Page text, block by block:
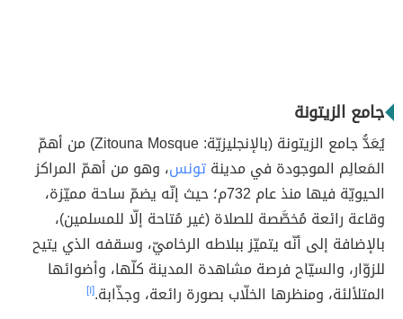
جامع الزيتونة
يُعَدُّ جامع الزيتونة (بالإنجليزيّة: Zitouna Mosque) من أهمّ
المَعالِم الموجودة في مدينةتونس، وهو من أهمّ المراكز
الحيويّة فيها منذ عام 732م؛ حيث إنّه يضمّ ساحة مميّزة،
وقاعة رائعة مُخصَّصة للصلاة (غير مُتاحة إلّا للمسلمين)،
بالإضافة إلى أنّه يتميّز ببلاطه الرخاميّ، وسقفه الذي يتيح
للزوّار، والسيّاح فرصة مشاهدة المدينة كلّها، وأضوائها
المتلألئة، ومنظرها الخلّاب بصورة رائعة، وجذّابة.[١]